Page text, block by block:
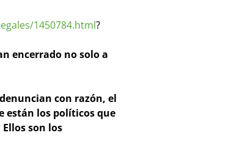
1450784.html?
encerrado no solo a
con razón, el
están los políticos que
son los